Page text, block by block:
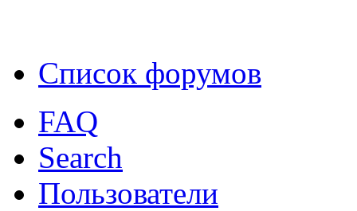
Список форумов
FAQ
Search
Пользователи